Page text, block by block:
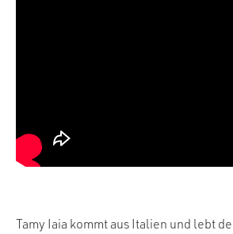
Tamy Iaia kommt aus Italien und lebt